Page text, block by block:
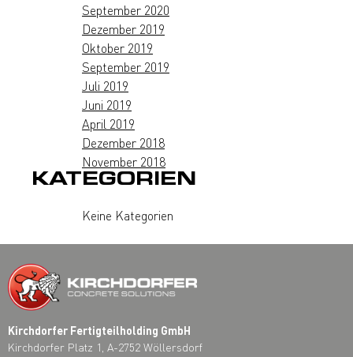
September 2020
Dezember 2019
Oktober 2019
September 2019
Juli 2019
Juni 2019
April 2019
Dezember 2018
November 2018
KATEGORIEN
Keine Kategorien
Kirchdorfer Fertigteilholding GmbH
Kirchdorfer Platz 1, A-2752 Wöllersdorf